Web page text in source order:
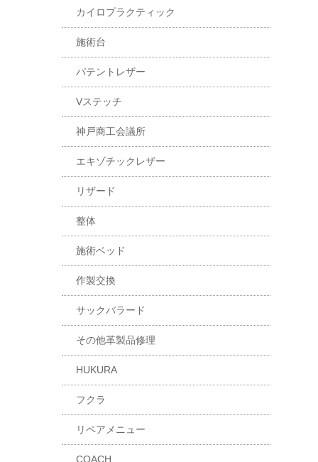
カイロプラクティック
施術台
パテントレザー
Vステッチ
神戸商工会議所
エキゾチックレザー
リザード
整体
施術ベッド
作製交換
サックバラード
その他革製品修理
HUKURA
フクラ
リペアメニュー
COACH